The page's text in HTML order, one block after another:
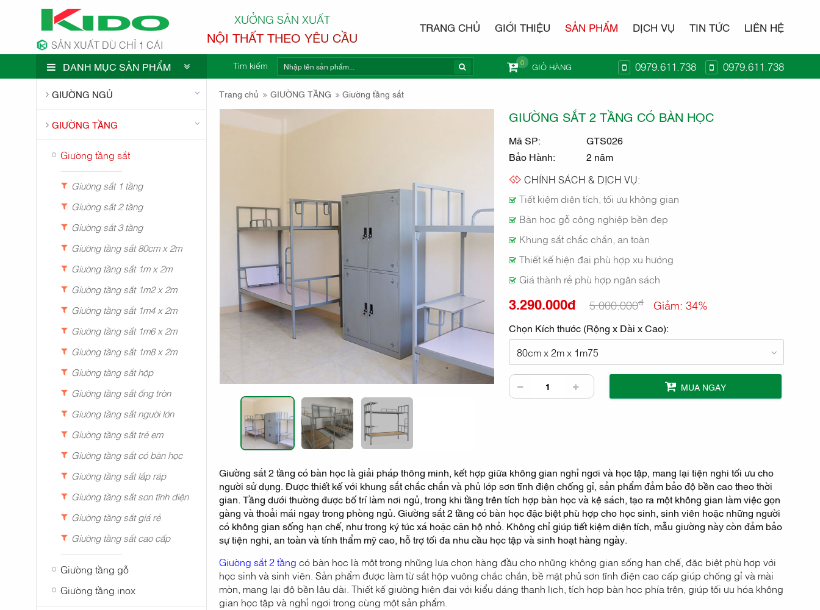
SẢN XUẤT DÙ CHỈ 1 CÁI
XƯỞNG SẢN XUẤT
NỘI THẤT THEO YÊU CẦU
TRANG CHỦ GIỚI THIỆU SẢN PHẨM DỊCH VỤ TIN TỨC LIÊN HỆ
DANH MỤC SẢN PHẨM Tìm kiếm GIỎ HÀNG
0 0979.611.738 0979.611.738
CÔNG TY NỘI THẤT KIDO
GIƯỜNG NGỦ
GIƯỜNG TẦNG
Giường tầng sắt
Giường sắt 1 tầng
Giường sắt 2 tầng
Giường sắt 3 tầng
Giường tầng sắt 80cm x 2m
Giường tầng sắt 1m x 2m
Giường tầng sắt 1m2 x 2m
Giường tầng sắt 1m4 x 2m
Giường tầng sắt 1m6 x 2m
Giường tầng sắt 1m8 x 2m
Giường tầng sắt hộp
Giường tầng sắt ống tròn
Giường tầng sắt người lớn
Giường tầng sắt trẻ em
Giường tầng sắt có bàn học
Giường tầng sắt lắp ráp
Giường tầng sắt sơn tĩnh điện
Giường tầng sắt giá rẻ
Giường tầng sắt cao cấp
Giường tầng gỗ
Giường tầng inox
Trang chủ GIƯỜNG TẦNG Giường tầng sắt
GIƯỜNG SẮT 2 TẦNG CÓ BÀN HỌC
Mã SP:
GTS026
Bảo Hành:
2 năm
CHÍNH SÁCH & DỊCH VỤ:
Tiết kiệm diện tích, tối ưu không gian
Bàn học gỗ công nghiệp bền đẹp
Khung sắt chắc chắn, an toàn
Thiết kế hiện đại phù hợp xu hướng
Giá thành rẻ phù hợp ngân sách
3.290.000đ 5.000.000đ Giảm: 34%
Chọn Kích thước (Rộng x Dài x Cao):
80cm x 2m x 1m75
MUA NGAY
Giường sắt 2 tầng có bàn học là giải pháp thông minh, kết hợp giữa không gian nghỉ ngơi và học tập, mang lại tiện nghi tối ưu cho
người sử dụng. Được thiết kế với khung sắt chắc chắn và phủ lớp sơn tĩnh điện chống gỉ, sản phẩm đảm bảo độ bền cao theo thời
gian. Tầng dưới thường được bố trí làm nơi ngủ, trong khi tầng trên tích hợp bàn học và kệ sách, tạo ra một không gian làm việc gọn
gàng và thoải mái ngay trong phòng ngủ. Giường sắt 2 tầng có bàn học đặc biệt phù hợp cho học sinh, sinh viên hoặc những người
có không gian sống hạn chế, như trong ký túc xá hoặc căn hộ nhỏ. Không chỉ giúp tiết kiệm diện tích, mẫu giường này còn đảm bảo
sự tiện nghi, an toàn và tính thẩm mỹ cao, hỗ trợ tối đa nhu cầu học tập và sinh hoạt hàng ngày.
Giường sắt 2 tầng có bàn học là một trong những lựa chọn hàng đầu cho những không gian sống hạn chế, đặc biệt phù hợp với
học sinh và sinh viên. Sản phẩm được làm từ sắt hộp vuông chắc chắn, bề mặt phủ sơn tĩnh điện cao cấp giúp chống gỉ và mài
mòn, mang lại độ bền lâu dài. Thiết kế giường hiện đại với kiểu dáng thanh lịch, tích hợp bàn học phía trên, giúp tối ưu hóa không
gian học tập và nghỉ ngơi trong cùng một sản phẩm.